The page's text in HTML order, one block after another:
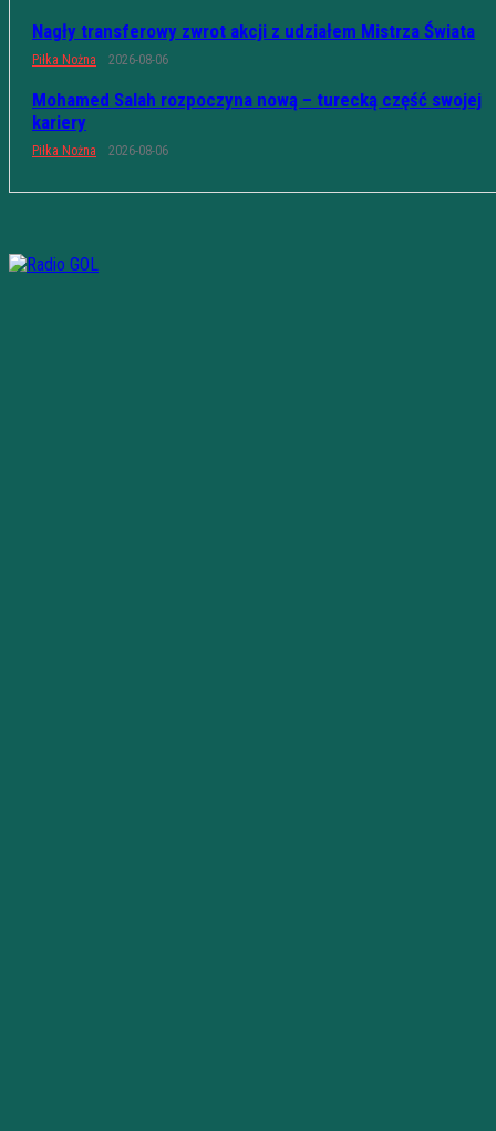
Nagły transferowy zwrot akcji z udziałem Mistrza Świata
Piłka Nożna 2026-08-06
Mohamed Salah rozpoczyna nową – turecką część swojej
kariery
Piłka Nożna 2026-08-06